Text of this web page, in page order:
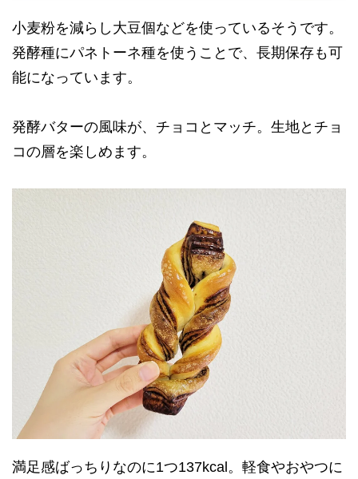
小麦粉を減らし大豆個などを使っているそうです。
発酵種にパネトーネ種を使うことで、長期保存も可
能になっています。
発酵バターの風味が、チョコとマッチ。生地とチョ
コの層を楽しめます。
満足感ばっちりなのに1つ137kcal。軽食やおやつに